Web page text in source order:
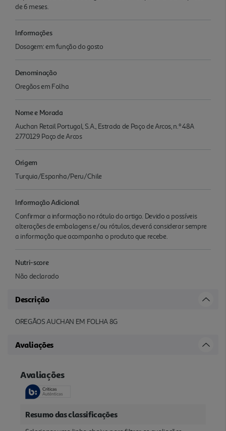
de 6 meses.
Informações
Dosagem: em função do gosto
Denominação
Oregãos em Folha
Nome e Morada
Auchan Retail Portugal, S.A., Estrada de Paço de Arcos, n.º 48A
2770129 Paço de Arcos
Origem
Turquia/Espanha/Peru/Chile
Informação Adicional
Confirmar a informação no rótulo do artigo. Devido a possíveis
alterações de embalagens e/ou rótulos, deverá considerar sempre
a informação que acompanha o produto que recebe.
Nutri-score
Não declarado
Descrição
OREGÃOS AUCHAN EM FOLHA 8G
Avaliações